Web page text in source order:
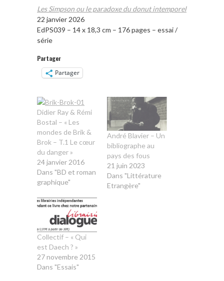
Les Simpson ou le paradoxe du donut intemporel
22 janvier 2026
EdPS039 – 14 x 18,3 cm – 176 pages – essai /
série
Partager
Partager
Didier Ray & Rémi
Bostal – « Les
mondes de Brik &
Brok – T.1 Le cœur
du danger »
24 janvier 2016
Dans "BD et roman
graphique"
André Blavier – Un
bibliographe au
pays des fous
21 juin 2023
Dans "Littérature
Etrangère"
Collectif – « Qui
est Daech ? »
27 novembre 2015
Dans "Essais"